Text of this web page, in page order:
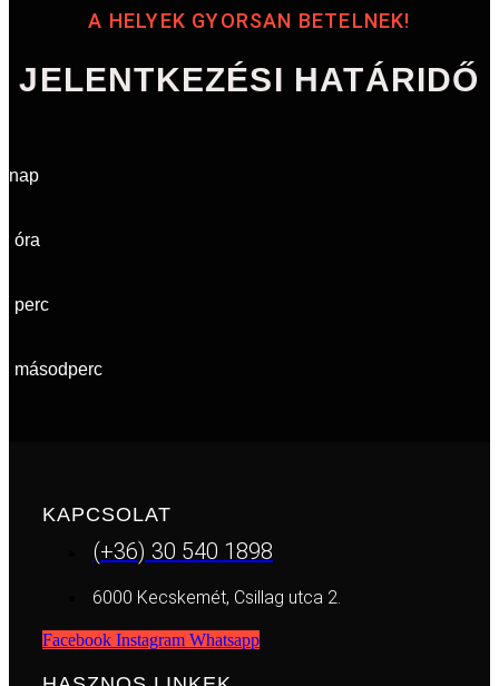
A HELYEK GYORSAN BETELNEK!
JELENTKEZÉSI HATÁRIDŐ
nap
óra
perc
másodperc
KAPCSOLAT
(+36) 30 540 1898
6000 Kecskemét, Csillag utca 2.
Facebook Instagram Whatsapp